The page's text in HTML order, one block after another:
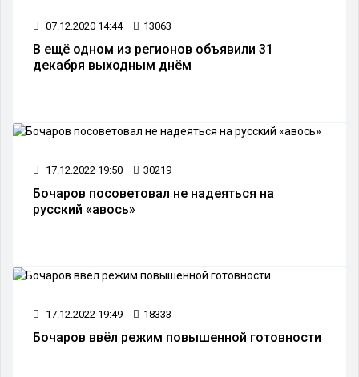
07.12.2020 14:44 13063
В ещё одном из регионов объявили 31
декабря выходным днём
17.12.2022 19:50 30219
Бочаров посоветовал не надеяться на
русский «авось»
17.12.2022 19:49 18333
Бочаров ввёл режим повышенной готовности